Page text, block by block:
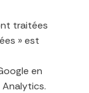
traitées
» est
en